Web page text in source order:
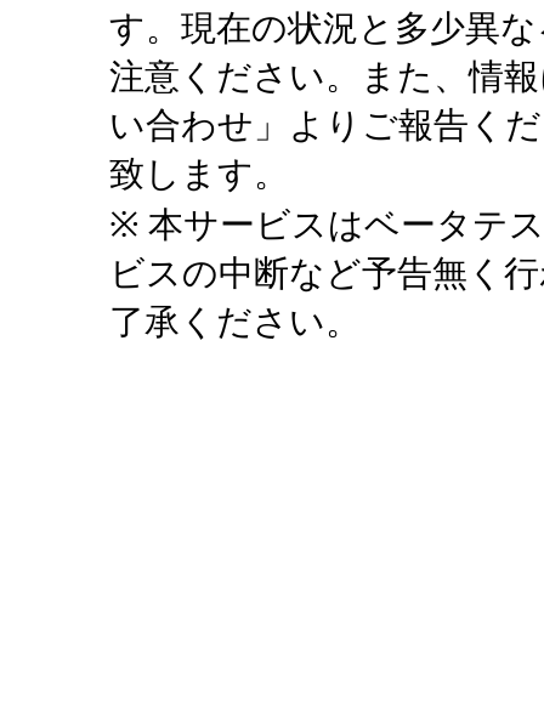
す。現在の状況と多少異
注意ください。また、情
い合わせ」よりご報告く
致します。
※ 本サービスはベータテ
ビスの中断など予告無く
了承ください。